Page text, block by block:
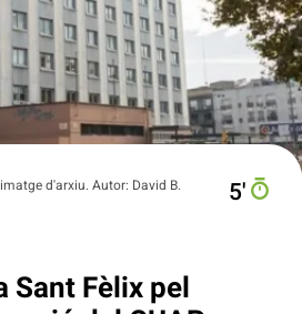
d'arxiu. Autor: David B. 5′
Sant Fèlix pel